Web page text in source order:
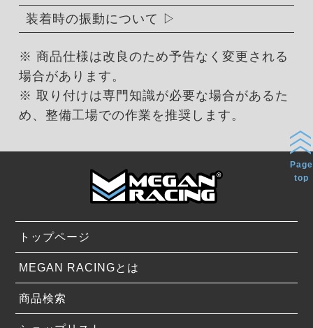
装着時の振動について
※ 商品仕様は改良のため予告なく変更される
場合があります。
※ 取り付けは専門知識が必要な場合があるた
め、整備工場での作業を推奨します。
トップページ
MEGAN RACINGとは
商品検索
Page
top